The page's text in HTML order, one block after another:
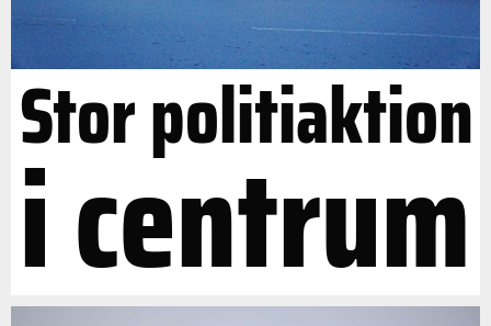
Stor politiaktion
i centrum